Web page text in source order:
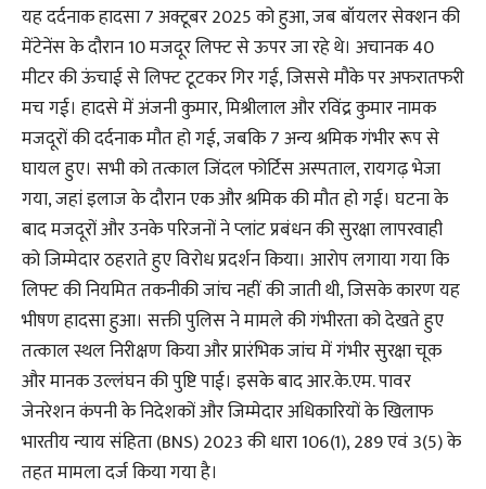
यह दर्दनाक हादसा 7 अक्टूबर 2025 को हुआ, जब बॉयलर सेक्शन की
मेंटेनेंस के दौरान 10 मजदूर लिफ्ट से ऊपर जा रहे थे। अचानक 40
मीटर की ऊंचाई से लिफ्ट टूटकर गिर गई, जिससे मौके पर अफरातफरी
मच गई। हादसे में अंजनी कुमार, मिश्रीलाल और रविंद्र कुमार नामक
मजदूरों की दर्दनाक मौत हो गई, जबकि 7 अन्य श्रमिक गंभीर रूप से
घायल हुए। सभी को तत्काल जिंदल फोर्टिस अस्पताल, रायगढ़ भेजा
गया, जहां इलाज के दौरान एक और श्रमिक की मौत हो गई। घटना के
बाद मजदूरों और उनके परिजनों ने प्लांट प्रबंधन की सुरक्षा लापरवाही
को जिम्मेदार ठहराते हुए विरोध प्रदर्शन किया। आरोप लगाया गया कि
लिफ्ट की नियमित तकनीकी जांच नहीं की जाती थी, जिसके कारण यह
भीषण हादसा हुआ। सक्ती पुलिस ने मामले की गंभीरता को देखते हुए
तत्काल स्थल निरीक्षण किया और प्रारंभिक जांच में गंभीर सुरक्षा चूक
और मानक उल्लंघन की पुष्टि पाई। इसके बाद आर.के.एम. पावर
जेनरेशन कंपनी के निदेशकों और जिम्मेदार अधिकारियों के खिलाफ
भारतीय न्याय संहिता (BNS) 2023 की धारा 106(1), 289 एवं 3(5) के
तहत मामला दर्ज किया गया है।